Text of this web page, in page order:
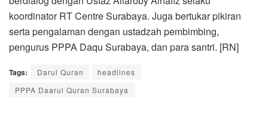
koordinator RT Centre Surabaya. Juga bertukar pikiran
serta pengalaman dengan ustadzah pembimbing,
pengurus PPPA Daqu Surabaya, dan para santri. [RN]
Tags: Darul Quran
headlines
PPPA Daarul Quran Surabaya